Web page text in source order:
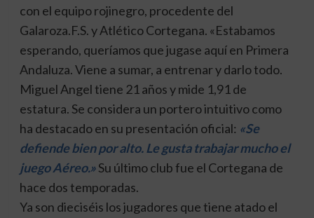
con el equipo rojinegro, procedente del
Galaroza.F.S. y Atlético Cortegana. «Estabamos
esperando, queríamos que jugase aquí en Primera
Andaluza. Viene a sumar, a entrenar y darlo todo.
Miguel Angel tiene 21 años y mide 1,91 de
estatura. Se considera un portero intuitivo como
ha destacado en su presentación oficial: «Se
defiende bien por alto. Le gusta trabajar mucho el
juego Aéreo.»Su último club fue el Cortegana de
hace dos temporadas.
Ya son dieciséis los jugadores que tiene atado el